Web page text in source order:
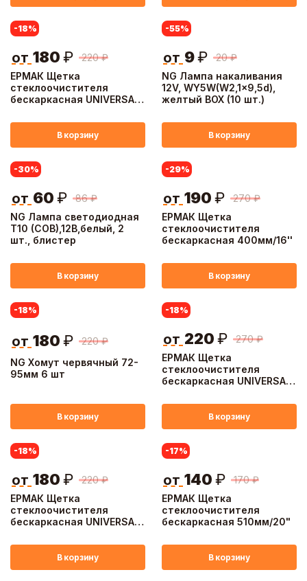
ЕРМАК Щетка
стеклоочистителя
бескаркасная UNIVERSAL
-18%
220 ₽
от 180 ₽
В корзину
NG Лампа накаливания
12V, WY5W(W2,1x9,5d),
желтый BOX (10 шт.)
-55%
20 ₽
от 9₽
В корзину
NG Лампа светодиодная
T10 (COB),12В,белый, 2
шт., блистер
-30%
86 ₽
от 60 ₽
В корзину
ЕРМАК Щетка
стеклоочистителя
бескаркасная 400мм/16''
-29%
270 ₽
от 190 ₽
В корзину
NG Хомут червячный 72-
95мм 6 шт
-18%
220 ₽
от 180 ₽
В корзину
ЕРМАК Щетка
стеклоочистителя
бескаркасная UNIVERSAL
-18%
270 ₽
от 220 ₽
В корзину
ЕРМАК Щетка
стеклоочистителя
бескаркасная UNIVERSAL
-18%
220 ₽
от 180 ₽
В корзину
ЕРМАК Щетка
стеклоочистителя
бескаркасная 510мм/20"
-17%
170 ₽
от 140 ₽
В корзину